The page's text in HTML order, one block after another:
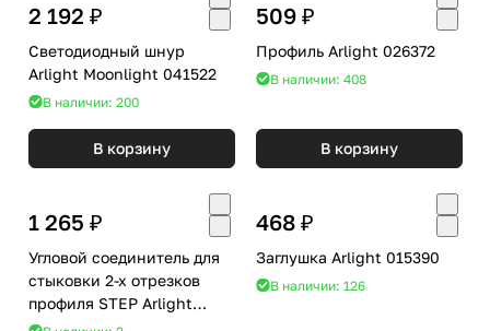
2 192 ₽
Светодиодный шнур
Arlight Moonlight 041522
В наличии: 200
В корзину
509 ₽
Профиль Arlight 026372
В наличии: 408
В корзину
1 265 ₽
Угловой соединитель для
стыковки 2-х отрезков
профиля STEP Arlight
020917
468 ₽
Заглушка Arlight 015390
В наличии: 126